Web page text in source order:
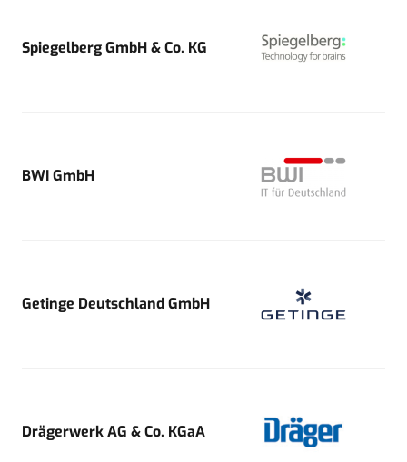
Spiegelberg GmbH & Co. KG
BWI GmbH
Getinge Deutschland GmbH
Drägerwerk AG & Co. KGaA